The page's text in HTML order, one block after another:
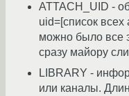
ATTACH_UID -
uid=[список всех
можно было все
сразу майору
LIBRARY -
или каналы.